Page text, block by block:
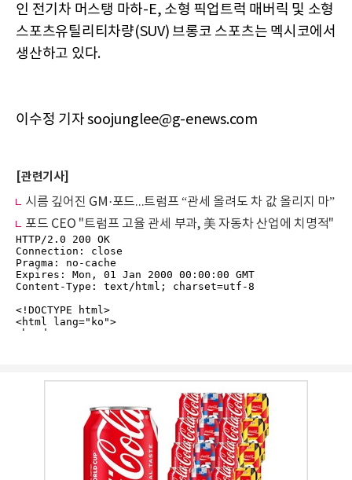
인 전기차 머스탱 마하-E, 소형 픽업트럭 매버릭 및 소형
스포츠유틸리티차량(SUV) 브롱코 스포츠는 멕시코에서
생산하고 있다.
이수정 기자 soojunglee@g-enews.com
[관련기사]
시름 깊어진 GM·포드...트럼프 “관세 올려도 차 값 올리지 마”
포드 CEO "트럼프 고율 관세 부과, 美 자동차 산업에 치명적"